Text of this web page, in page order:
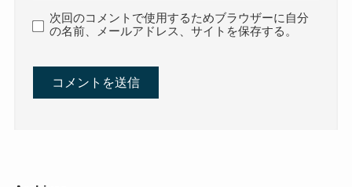
次回のコメントで使用するためブラウザーに自分
の名前、メールアドレス、サイトを保存する。